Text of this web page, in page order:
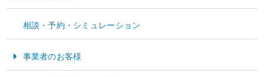
お金をためる・そなえる
お金をかりる
相談・予約・シミュレーション
事業者のお客様